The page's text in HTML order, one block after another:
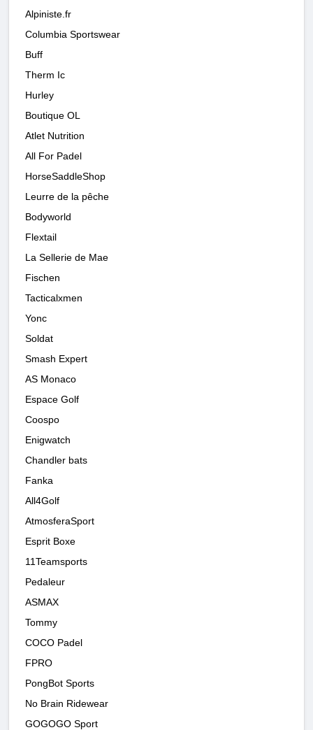
Alpiniste.fr
Columbia Sportswear
Buff
Therm Ic
Hurley
Boutique OL
Atlet Nutrition
All For Padel
HorseSaddleShop
Leurre de la pêche
Bodyworld
Flextail
La Sellerie de Mae
Fischen
Tacticalxmen
Yonc
Soldat
Smash Expert
AS Monaco
Espace Golf
Coospo
Enigwatch
Chandler bats
Fanka
All4Golf
AtmosferaSport
Esprit Boxe
11Teamsports
Pedaleur
ASMAX
Tommy
COCO Padel
FPRO
PongBot Sports
No Brain Ridewear
GOGOGO Sport